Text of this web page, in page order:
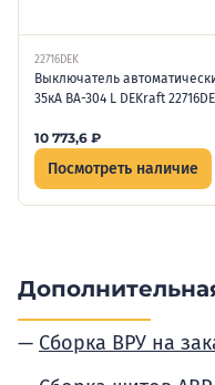
22716DEK
Выключатель
35кА ВА-304 L DEKraft
10 773,6 ₽
Посмотреть наличие
Сборка ВРУ на